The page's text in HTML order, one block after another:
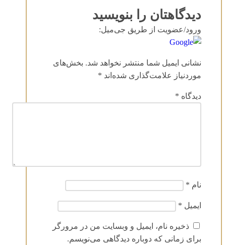
دیدگاهتان را بنویسید
ورود/عضویت از طریق جی‌میل:
نشانی ایمیل شما منتشر نخواهد شد. بخش‌های
موردنیاز علامت‌گذاری شده‌اند *
دیدگاه *
نام *
ایمیل *
ذخیره نام، ایمیل و وبسایت من در مرورگر
برای زمانی که دوباره دیدگاهی می‌نویسم.